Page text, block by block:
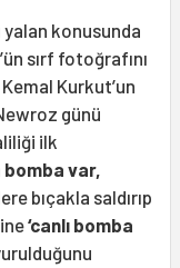
konusunda
sırf fotoğrafını
Kurkut’un
günü
ilk
bomba var,
bıçakla saldırıp
‘canlı bomba